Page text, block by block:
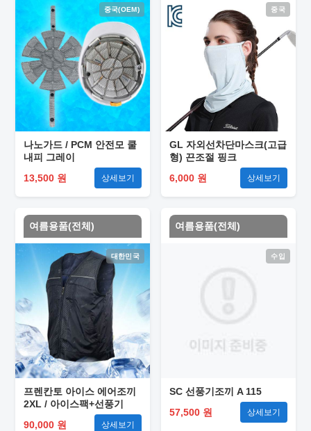
중국(OEM)
나노가드 / PCM 안전모 쿨
내피 그레이
13,500 원
상세보기
중국
GL 자외선차단마스크(고급
형) 끈조절 핑크
6,000 원
상세보기
여름용품(전체)
대한민국
프렌칸토 아이스 에어조끼
2XL / 아이스팩+선풍기
90,000 원
상세보기
여름용품(전체)
수입
SC 선풍기조끼 A 115
57,500 원
상세보기